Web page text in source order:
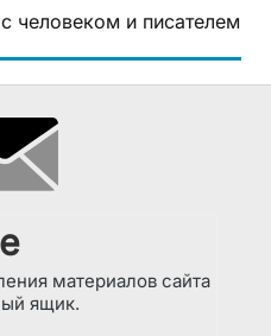
человеком и писателем
материалов сайта
ящик.